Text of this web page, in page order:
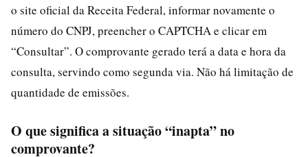
o site oficial da Receita Federal, informar novamente o
número do CNPJ, preencher o CAPTCHA e clicar em
“Consultar”. O comprovante gerado terá a data e hora da
consulta, servindo como segunda via. Não há limitação de
quantidade de emissões.
O que significa a situação “inapta” no
comprovante?